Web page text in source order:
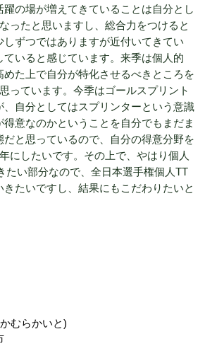
の場が増えてきていることは自分とし
ったと思いますし、総合力をつけると
しずつではありますが近付いてきてい
ていると感じています。来季は個人的
めた上で自分が特化させるべきところを
っています。今季はゴールスプリント
、自分としてはスプリンターという意識
得意なのかということを自分でもまだま
だと思っているので、自分の得意分野を
にしたいです。その上で、やはり個人
たい部分なので、全日本選手権個人TT
たいですし、結果にもこだわりたいと
むらかいと)